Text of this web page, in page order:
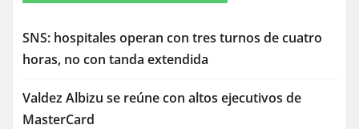
SNS: hospitales operan con tres turnos de cuatro
horas, no con tanda extendida
Valdez Albizu se reúne con altos ejecutivos de
MasterCard